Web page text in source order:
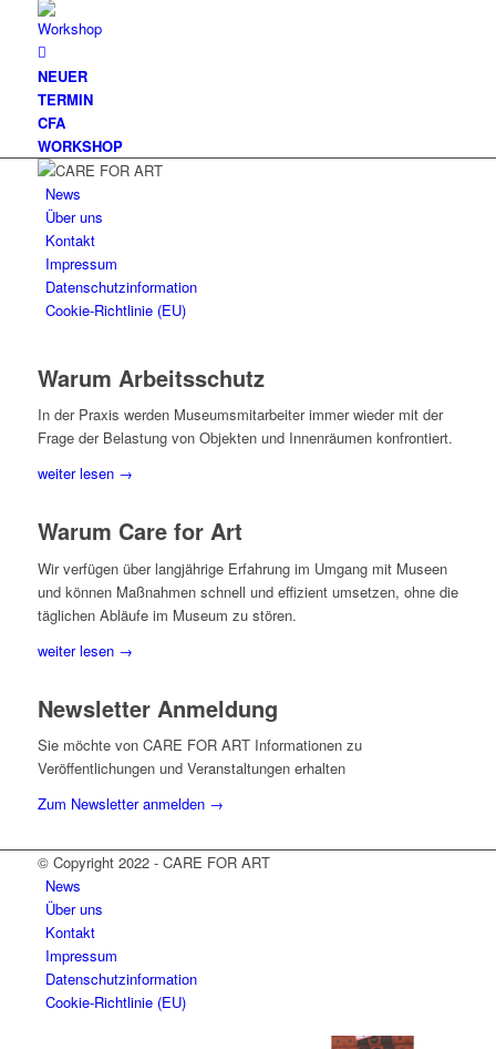
NEUER
TERMIN
CFA
WORKSHOP
News
Über uns
Kontakt
Impressum
Datenschutzinformation
Cookie-Richtlinie (EU)
Warum Arbeitsschutz
In der Praxis werden Museumsmitarbeiter immer wieder mit der
Frage der Belastung von Objekten und Innenräumen konfrontiert.
weiter lesen →
Warum Care for Art
Wir verfügen über langjährige Erfahrung im Umgang mit Museen
und können Maßnahmen schnell und effizient umsetzen, ohne die
täglichen Abläufe im Museum zu stören.
weiter lesen →
Newsletter Anmeldung
Sie möchte von CARE FOR ART Informationen zu
Veröffentlichungen und Veranstaltungen erhalten
Zum Newsletter anmelden →
© Copyright 2022 - CARE FOR ART
News
Über uns
Kontakt
Impressum
Datenschutzinformation
Cookie-Richtlinie (EU)